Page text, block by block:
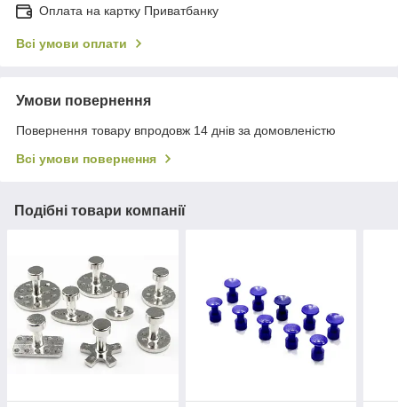
Оплата на картку Приватбанку
Всі умови оплати
Умови повернення
Повернення товару впродовж 14 днів за домовленістю
Всі умови повернення
Подібні товари компанії